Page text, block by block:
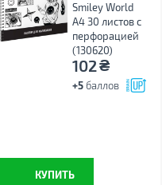
Smiley World
А4 30 листов с
перфорацией
(130620)
102₴
+5 баллов
КУПИТЬ